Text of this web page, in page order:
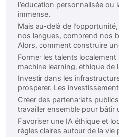
l’éducation personnalisée ou
immense.
Mais au-delà de
nos langues, comprend nos
Alors, comment construire
Former les talents
machine learning, éthique de
Investir dans les
prospérer. Les
Créer des partenariats
travailler ensemble pour bâtir
Favoriser une IA éthique et
règles claires autour de la vie